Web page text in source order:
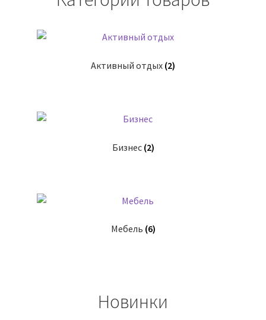
Активный отдых (2)
Бизнес (2)
Мебель (6)
Новинки